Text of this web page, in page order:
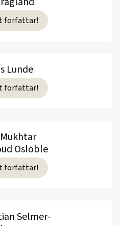
(Roman, 1983)
forfattar!
Lunde
forfattar!
Osloble
forfattar!
Selmer-